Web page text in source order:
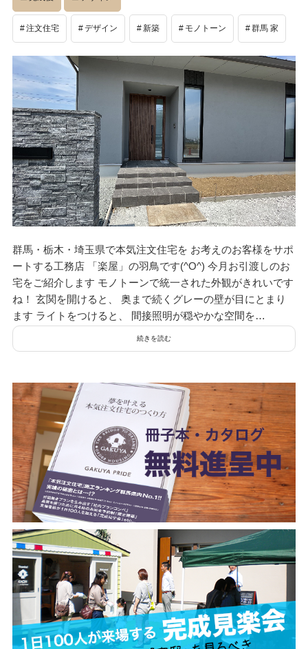
注文住宅 デザイン 新築 モノトーン 群馬 家
群馬・栃木・埼玉県で本気注文住宅を お考えのお客様をサポ
ートする工務店 「楽屋」の羽鳥です(^O^) 今月お引渡しのお
宅をご紹介します モノトーンで統一された外観がきれいです
ね！ 玄関を開けると、 奥まで続くグレーの壁が目にとまり
ます ライトをつけると、 間接照明が穏やかな空間を…
続きを読む
未分類
検
索:
検
本気注文住宅なら群馬の工務店｜楽屋（がくや）
お問い合わせ